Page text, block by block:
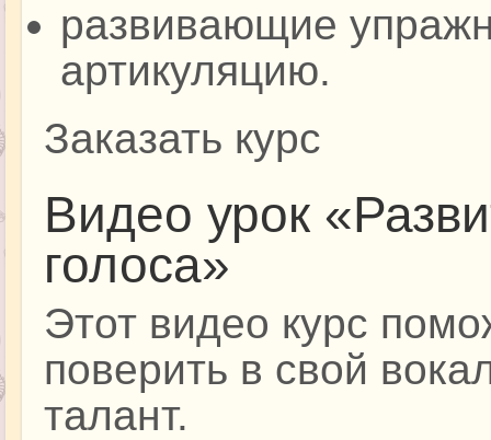
развивающие
артикуляцию.
Заказать курс
Видео урок
голоса»
Этот видео курс
поверить в свой
талант.